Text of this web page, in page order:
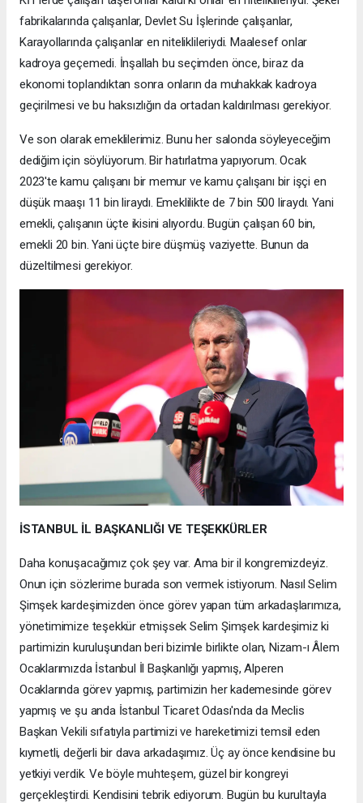
fabrikalarında çalışanlar, Devlet Su İşlerinde çalışanlar,
Karayollarında çalışanlar en niteliklileriydi. Maalesef onlar
kadroya geçemedi. İnşallah bu seçimden önce, biraz da
ekonomi toplandıktan sonra onların da muhakkak kadroya
geçirilmesi ve bu haksızlığın da ortadan kaldırılması gerekiyor.
Ve son olarak emeklilerimiz. Bunu her salonda söyleyeceğim
dediğim için söylüyorum. Bir hatırlatma yapıyorum. Ocak
2023'te kamu çalışanı bir memur ve kamu çalışanı bir işçi en
düşük maaşı 11 bin liraydı. Emeklilikte de 7 bin 500 liraydı. Yani
emekli, çalışanın üçte ikisini alıyordu. Bugün çalışan 60 bin,
emekli 20 bin. Yani üçte bire düşmüş vaziyette. Bunun da
düzeltilmesi gerekiyor.
İSTANBUL İL BAŞKANLIĞI VE TEŞEKKÜRLER
Daha konuşacağımız çok şey var. Ama bir il kongremizdeyiz.
Onun için sözlerime burada son vermek istiyorum. Nasıl Selim
Şimşek kardeşimizden önce görev yapan tüm arkadaşlarımıza,
yönetimimize teşekkür etmişsek Selim Şimşek kardeşimiz ki
partimizin kuruluşundan beri bizimle birlikte olan, Nizam-ı Âlem
Ocaklarımızda İstanbul İl Başkanlığı yapmış, Alperen
Ocaklarında görev yapmış, partimizin her kademesinde görev
yapmış ve şu anda İstanbul Ticaret Odası'nda da Meclis
Başkan Vekili sıfatıyla partimizi ve hareketimizi temsil eden
kıymetli, değerli bir dava arkadaşımız. Üç ay önce kendisine bu
yetkiyi verdik. Ve böyle muhteşem, güzel bir kongreyi
gerçekleştirdi. Kendisini tebrik ediyorum. Bugün bu kurultayla